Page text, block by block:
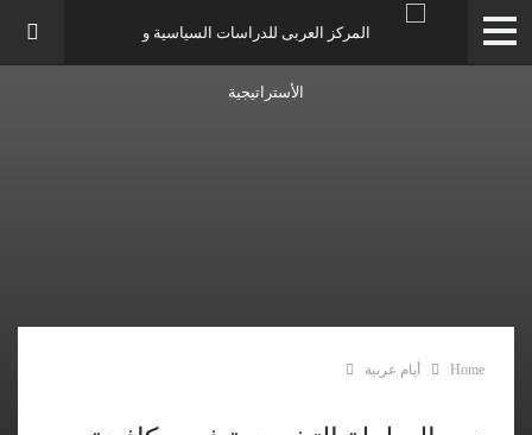
Home أيام عربية